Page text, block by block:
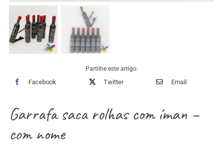
Partilhe este artigo:
Facebook Twitter Email
Garrafa saca rolhas com íman –
com nome